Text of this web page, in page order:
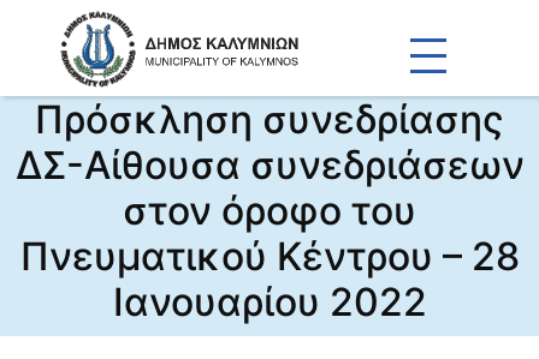
Πρόσκληση συνεδρίασης
ΔΣ-Αίθουσα συνεδριάσεων
στον όροφο του
Πνευματικού Κέντρου – 28
Ιανουαρίου 2022